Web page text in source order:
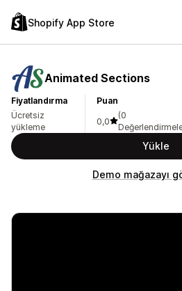
Shopify App Store
Animated Sections
Fiyatlandırma
Ücretsiz
yükleme
Puan
0,0
(0
Yükle
Demo mağazayı